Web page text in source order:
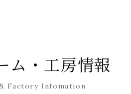
ム・工房情報
Factory Infomation